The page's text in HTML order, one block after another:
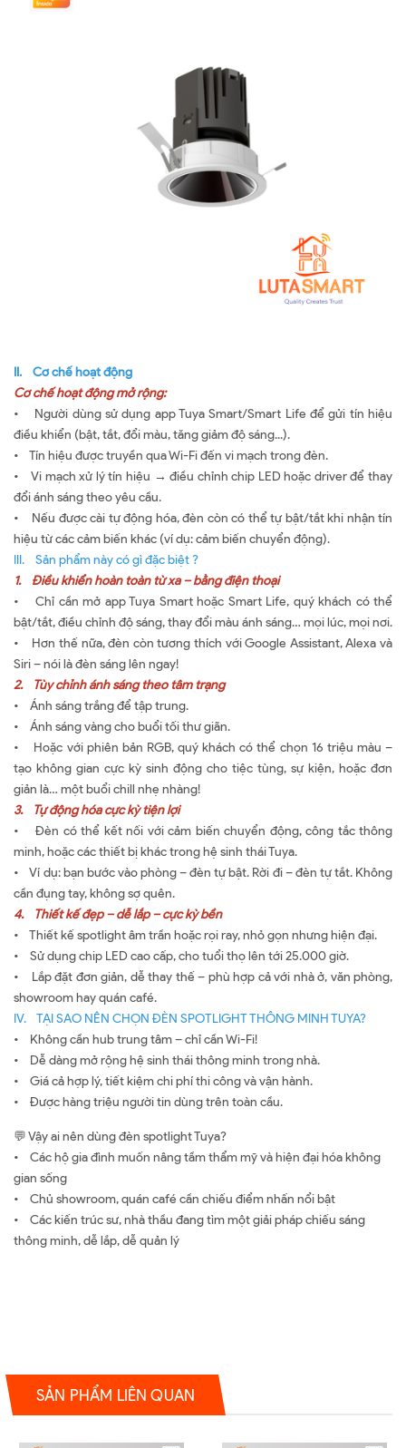
II. Cơ chế hoạt động
Cơ chế hoạt động mở rộng:
• Người dùng sử dụng app Tuya Smart/Smart Life để gửi tín hiệu
điều khiển (bật, tắt, đổi màu, tăng giảm độ sáng...).
• Tín hiệu được truyền qua Wi-Fi đến vi mạch trong đèn.
• Vi mạch xử lý tín hiệu → điều chỉnh chip LED hoặc driver để thay
đổi ánh sáng theo yêu cầu.
• Nếu được cài tự động hóa, đèn còn có thể tự bật/tắt khi nhận tín
hiệu từ các cảm biến khác (ví dụ: cảm biến chuyển động).
III. Sản phẩm này có gì đặc biệt ?
1. Điều khiển hoàn toàn từ xa – bằng điện thoại
• Chỉ cần mở app Tuya Smart hoặc Smart Life, quý khách có thể
bật/tắt, điều chỉnh độ sáng, thay đổi màu ánh sáng… mọi lúc, mọi nơi.
• Hơn thế nữa, đèn còn tương thích với Google Assistant, Alexa và
Siri – nói là đèn sáng lên ngay!
2. Tùy chỉnh ánh sáng theo tâm trạng
• Ánh sáng trắng để tập trung.
• Ánh sáng vàng cho buổi tối thư giãn.
• Hoặc với phiên bản RGB, quý khách có thể chọn 16 triệu màu –
tạo không gian cực kỳ sinh động cho tiệc tùng, sự kiện, hoặc đơn
giản là… một buổi chill nhẹ nhàng!
3. Tự động hóa cực kỳ tiện lợi
• Đèn có thể kết nối với cảm biến chuyển động, công tắc thông
minh, hoặc các thiết bị khác trong hệ sinh thái Tuya.
• Ví dụ: bạn bước vào phòng – đèn tự bật. Rời đi – đèn tự tắt. Không
cần đụng tay, không sợ quên.
4. Thiết kế đẹp – dễ lắp – cực kỳ bền
• Thiết kế spotlight âm trần hoặc rọi ray, nhỏ gọn nhưng hiện đại.
• Sử dụng chip LED cao cấp, cho tuổi thọ lên tới 25.000 giờ.
• Lắp đặt đơn giản, dễ thay thế – phù hợp cả với nhà ở, văn phòng,
showroom hay quán café.
IV. TẠI SAO NÊN CHỌN ĐÈN SPOTLIGHT THÔNG MINH TUYA?
• Không cần hub trung tâm – chỉ cần Wi-Fi!
• Dễ dàng mở rộng hệ sinh thái thông minh trong nhà.
• Giá cả hợp lý, tiết kiệm chi phí thi công và vận hành.
• Được hàng triệu người tin dùng trên toàn cầu.
💬 Vậy ai nên dùng đèn spotlight Tuya?
• Các hộ gia đình muốn nâng tầm thẩm mỹ và hiện đại hóa không
gian sống
• Chủ showroom, quán café cần chiếu điểm nhấn nổi bật
• Các kiến trúc sư, nhà thầu đang tìm một giải pháp chiếu sáng
thông minh, dễ lắp, dễ quản lý
SẢN PHẨM LIÊN QUAN